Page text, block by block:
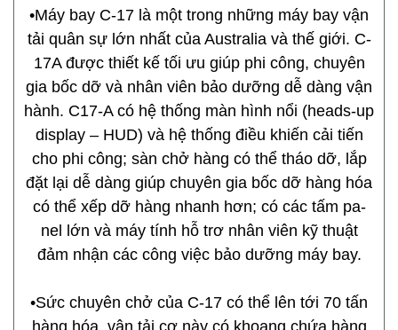
•Máy bay C-17 là một trong những máy bay vận
tải quân sự lớn nhất của Australia và thế giới. C-
17A được thiết kế tối ưu giúp phi công, chuyên
gia bốc dỡ và nhân viên bảo dưỡng dễ dàng vận
hành. C17-A có hệ thống màn hình nổi (heads-up
display – HUD) và hệ thống điều khiến cải tiến
cho phi công; sàn chở hàng có thể tháo dỡ, lắp
đặt lại dễ dàng giúp chuyên gia bốc dỡ hàng hóa
có thể xếp dỡ hàng nhanh hơn; có các tấm pa-
nel lớn và máy tính hỗ trơ nhân viên kỹ thuật
đảm nhận các công việc bảo dưỡng máy bay.
•Sức chuyên chở của C-17 có thể lên tới 70 tấn
hàng hóa, vận tải cơ này có khoang chứa hàng